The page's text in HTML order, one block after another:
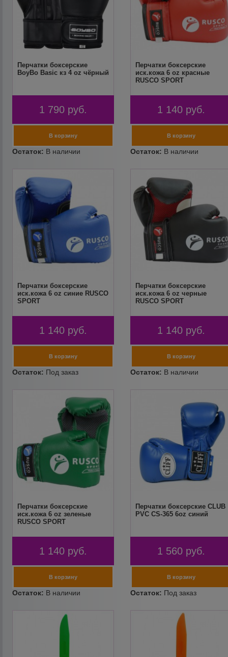
Перчатки боксерские
BoyBo Basic кз 4 oz чёрный
1 790 руб.
Перчатки боксерские
иск.кожа 6 oz красные
RUSCO SPORT
1 140 руб.
Перчатки боксерские
иск.кожа 6 oz синие RUSCO
SPORT
1 140 руб.
Перчатки боксерские
иск.кожа 6 oz черные
RUSCO SPORT
1 140 руб.
Перчатки боксерские
иск.кожа 6 oz зеленые
RUSCO SPORT
1 140 руб.
Перчатки боксерские CLUB
PVC CS-365 6oz синий
1 560 руб.